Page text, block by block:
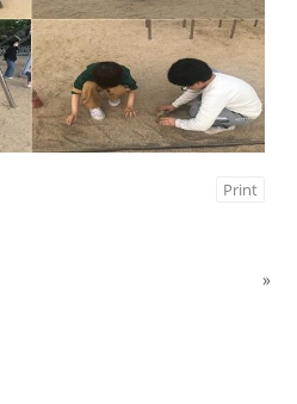
Print
»